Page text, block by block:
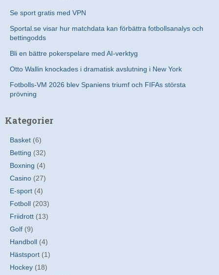
Se sport gratis med VPN
Sportal.se visar hur matchdata kan förbättra fotbollsanalys och
bettingodds
Bli en bättre pokerspelare med AI-verktyg
Otto Wallin knockades i dramatisk avslutning i New York
Fotbolls-VM 2026 blev Spaniens triumf och FIFAs största
prövning
Kategorier
Basket (6)
Betting (32)
Boxning (4)
Casino (27)
E-sport (4)
Fotboll (203)
Friidrott (13)
Golf (9)
Handboll (4)
Hästsport (1)
Hockey (18)